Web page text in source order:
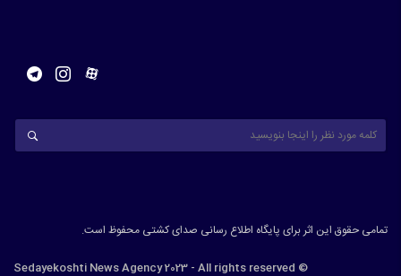
تمامی حقوق این اثر برای پایگاه اطلاع رسانی صدای کشتی محفوظ است.
© Sedayekoshti News Agency 2023 - All rights reserved